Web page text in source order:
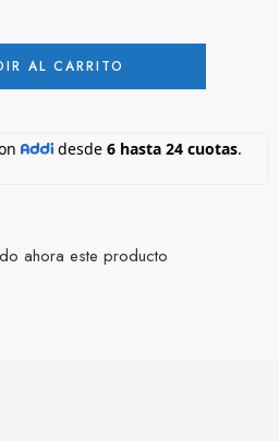
AL CARRITO
ahora este producto